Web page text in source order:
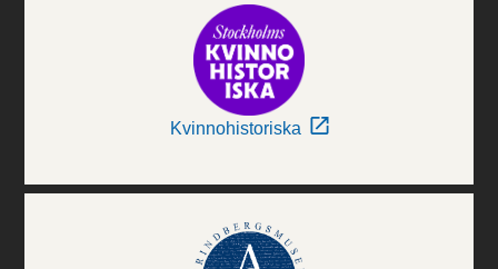
Kvinnohistoriska